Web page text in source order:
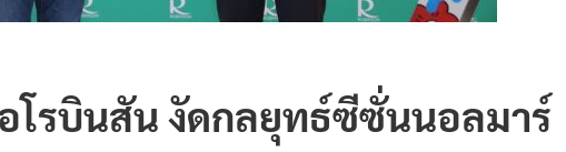
โรบินสัน งัดกลยุทธ์ซีซั่นนอลมาร์